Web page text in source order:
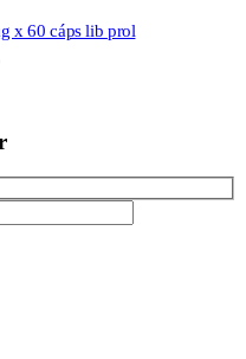
x 60 cáps lib prol